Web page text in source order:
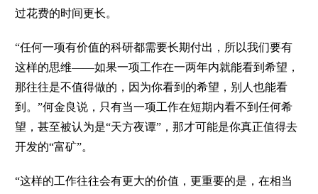
过花费的时间更长。
“任何一项有价值的科研都需要长期付出，所以我们要有
这样的思维——如果一项工作在一两年内就能看到希望，
那往往是不值得做的，因为你看到的希望，别人也能看
到。”何金良说，只有当一项工作在短期内看不到任何希
望，甚至被认为是“天方夜谭”，那才可能是你真正值得去
开发的“富矿”。
“这样的工作往往会有更大的价值，更重要的是，在相当